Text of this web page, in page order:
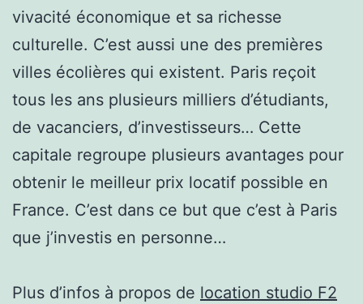
vivacité économique et sa richesse
culturelle. C’est aussi une des premières
villes écolières qui existent. Paris reçoit
tous les ans plusieurs milliers d’étudiants,
de vacanciers, d’investisseurs… Cette
capitale regroupe plusieurs avantages pour
obtenir le meilleur prix locatif possible en
France. C’est dans ce but que c’est à Paris
que j’investis en personne…
Plus d’infos à propos de location studio F2